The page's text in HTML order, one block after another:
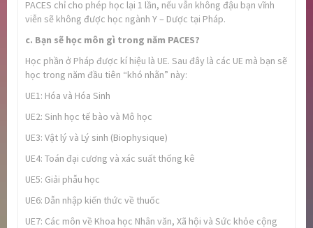
PACES chỉ cho phép học lại 1 lần, nếu vẫn không đậu bạn vĩnh
viễn sẽ không được học ngành Y – Dược tại Pháp.
c. Bạn sẽ học môn gì trong năm PACES?
Học phần ở Pháp được kí hiệu là UE. Sau đây là các UE mà bạn sẽ
học trong năm đầu tiên “khó nhằn” này:
UE1: Hóa và Hóa Sinh
UE2: Sinh học tế bào và Mô học
UE3: Vật lý và Lý sinh (Biophysique)
UE4: Toán đại cương và xác suất thống kê
UE5: Giải phẫu học
UE6: Dẫn nhập kiến thức về thuốc
UE7: Các môn về Khoa học Nhân văn, Xã hội và Sức khỏe cộng